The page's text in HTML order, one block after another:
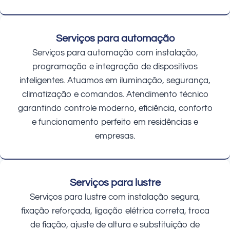
Serviços para automação
Serviços para automação com instalação,
programação e integração de dispositivos
inteligentes. Atuamos em iluminação, segurança,
climatização e comandos. Atendimento técnico
garantindo controle moderno, eficiência, conforto
e funcionamento perfeito em residências e
empresas.
Serviços para lustre
Serviços para lustre com instalação segura,
fixação reforçada, ligação elétrica correta, troca
de fiação, ajuste de altura e substituição de